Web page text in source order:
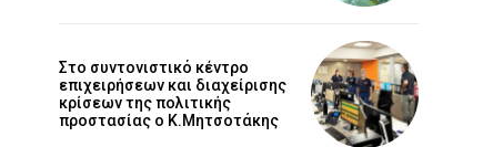
Στο συντονιστικό κέντρο
επιχειρήσεων και διαχείρισης
κρίσεων της πολιτικής
προστασίας ο Κ.Μητσοτάκης